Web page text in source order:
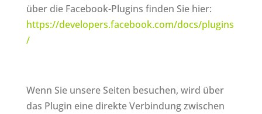
über die Facebook-Plugins finden Sie hier:
https://developers.facebook.com/docs/plugins
/
Wenn Sie unsere Seiten besuchen, wird über
das Plugin eine direkte Verbindung zwischen